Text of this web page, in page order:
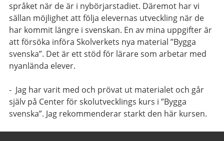
språket när de är i nybörjarstadiet. Däremot har vi
sällan möjlighet att följa elevernas utveckling när de
har kommit längre i svenskan. En av mina uppgifter är
att försöka införa Skolverkets nya material ”Bygga
svenska”. Det är ett stöd för lärare som arbetar med
nyanlända elever.
- Jag har varit med och prövat ut materialet och går
själv på Center för skolutvecklings kurs i ”Bygga
svenska”. Jag rekommenderar starkt den här kursen.